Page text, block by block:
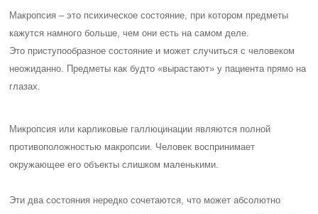
Макропсия – это психическое состояние, при котором предметы
кажутся намного больше, чем они есть на самом деле.
Это приступообразное состояние и может случиться с человеком
неожиданно. Предметы как будто «вырастают» у пациента прямо на
глазах.
Микропсия или карликовые галлюцинации являются полной
противоположностью макропсии. Человек воспринимает
окружающее его объекты слишком маленькими.
Эти два состояния нередко сочетаются, что может абсолютно